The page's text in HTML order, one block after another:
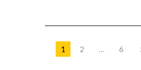
1 2 … 6